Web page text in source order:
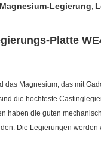
Legierung,
Platte
Magnesium, das mit
die hochfeste
haben die guten
Die Legierungen